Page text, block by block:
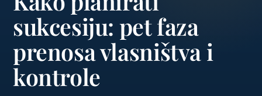
sukcesiju: pet faza
prenosa vlasništva i
kontrole